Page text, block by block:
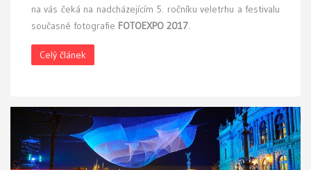
na vás čeká na nadcházejícím 5. ročníku veletrhu a festivalu
současné fotografie FOTOEXPO 2017.
Celý článek